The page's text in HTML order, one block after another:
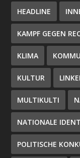
HEADLINE
KAMPF GEGEN
KLIMA
KULTUR
MULTIKULTI
NATIONALE
POLITISCHE